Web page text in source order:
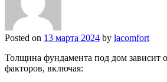
Posted on 13 марта 2024 by lacomfort
Толщина фундамента под дом зависит
факторов, включая: